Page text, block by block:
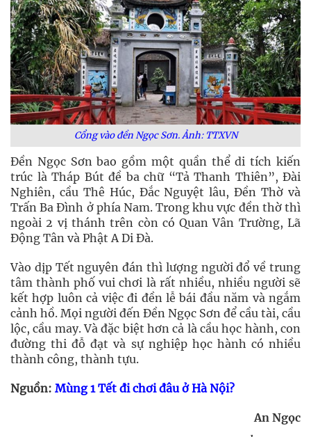
Cổng vào đền Ngọc Sơn. Ảnh: TTXVN
Đền Ngọc Sơn bao gồm một quần thể di tích kiến
trúc là Tháp Bút đề ba chữ “Tả Thanh Thiên”, Đài
Nghiên, cầu Thê Húc, Đắc Nguyệt lâu, Đền Thờ và
Trấn Ba Đình ở phía Nam. Trong khu vực đền thờ thì
ngoài 2 vị thánh trên còn có Quan Vân Trường, Lã
Động Tân và Phật A Di Đà.
Vào dịp Tết nguyên đán thì lượng người đổ về trung
tâm thành phố vui chơi là rất nhiều, nhiều người sẽ
kết hợp luôn cả việc đi đền lễ bái đầu năm và ngắm
cảnh hồ. Mọi người đến Đền Ngọc Sơn để cầu tài, cầu
lộc, cầu may. Và đặc biệt hơn cả là cầu học hành, con
đường thi đỗ đạt và sự nghiệp học hành có nhiều
thành công, thành tựu.
Nguồn: Mùng 1 Tết đi chơi đâu ở Hà Nội?
An Ngọc